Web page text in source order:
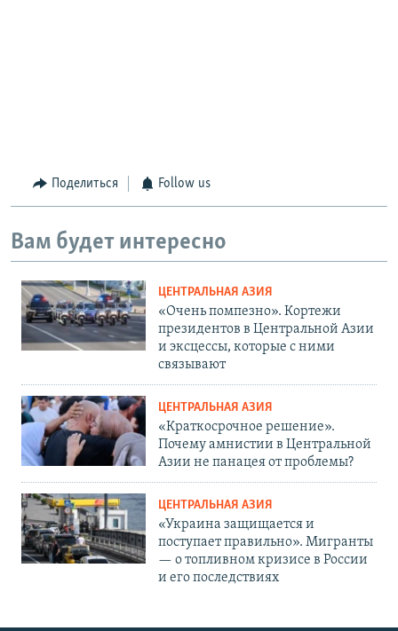
Поделиться Follow us
Вам будет интересно
ЦЕНТРАЛЬНАЯ АЗИЯ
«Очень помпезно». Кортежи
президентов в Центральной Азии
и эксцессы, которые с ними
связывают
ЦЕНТРАЛЬНАЯ АЗИЯ
«Краткосрочное решение».
Почему амнистии в Центральной
Азии не панацея от проблемы?
ЦЕНТРАЛЬНАЯ АЗИЯ
«Украина защищается и
поступает правильно». Мигранты
— о топливном кризисе в России
и его последствиях